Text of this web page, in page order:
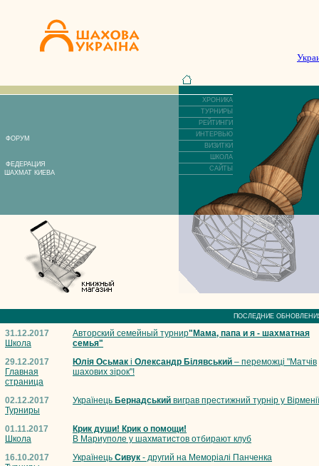
ФОРУМ
ФЕДЕРАЦИЯ
ШАХМАТ КИЕВА
ХРОНИКА
ТУРНИРЫ
РЕЙТИНГИ
ИНТЕРВЬЮ
ВИЗИТКИ
ШКОЛА
САЙТЫ
ПОСЛЕДНИЕ
31.12.2017
Школа
Авторский семейный турнир"Мама, папа и я - шахматная
семья"
29.12.2017
Главная
страница
Юлія Осьмак і Олександр Білявський – переможці "Матчів
шахових зірок"!
02.12.2017
Турниры
Українець Бернадський виграв престижний турнір у Вірменії
01.11.2017
Школа
Крик души! Крик о помощи!
В Мариуполе у шахматистов отбирают клуб
16.10.2017
Українець Сивук - другий на Меморіалі Панченка